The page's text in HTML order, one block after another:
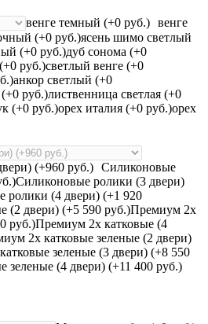
венге темный (+0 руб.) венге
(+0 руб.)ясень шимо светлый
(+0 руб.)дуб сонома (+0
руб.)светлый венге (+0
анкор светлый (+0
руб.)лиственница светлая (+0
(+0 руб.)орех италия (+0 руб.)орех
(+960 руб.) Силиконовые
Силиконовые ролики (3 двери)
ролики (4 двери) (+1 920
(2 двери) (+5 590 руб.)Премиум 2х
руб.)Премиум 2х катковые (4
2х катковые зеленые (2 двери)
зеленые (3 двери) (+8 550
зеленые (4 двери) (+11 400 руб.)